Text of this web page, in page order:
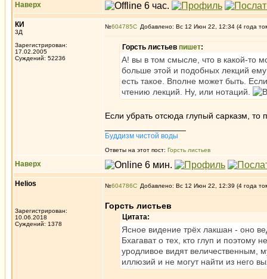
Наверх
КИ
3Д
Зарегистрирован:
17.02.2005
Суждений: 52236
№604785 Добавлено: Вс 12 Июн 22, 12:34 (4 года
Горсть листьев пишет:
А! вы в том смысле, что в какой-то
больше этой и подобных лекций
есть такое. Вполне может быть.
чтению лекций. Ну, или нотаций.
Если убрать отсюда глупый сарказм, то
Буддизм чистой воды
Ответы на этот пост: Горсть листьев
Наверх
Helios
Зарегистрирован:
10.06.2018
Суждений: 1378
№604786 Добавлено: Вс 12 Июн 22, 12:39 (4 года
Горсть листьев
Цитата:
Ясное видение трёх лакшан - оно
Бхагават о тех, кто глуп и поэтому
уродливое видят величественным,
иллюзий и не могут найти из него